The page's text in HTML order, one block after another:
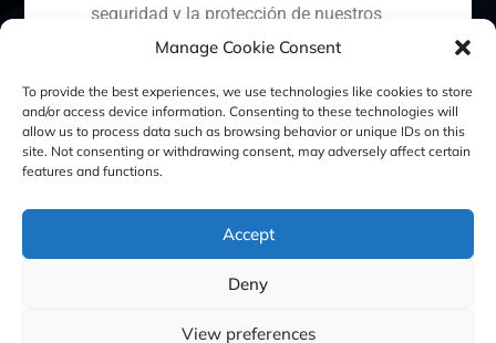
Manage Cookie Consent
To provide the best experiences, we use technologies like cookies to store
and/or access device information. Consenting to these technologies will
allow us to process data such as browsing behavior or unique IDs on this
site. Not consenting or withdrawing consent, may adversely affect certain
features and functions.
Accept
Deny
View preferences
Ecuador Perú Chile China
Política de Cookies Política de Privacidad
Aviso Legal
GBS Finance ©2023
seguridad y la protección de nuestros
Capital Markets AV SA
GBS Finance